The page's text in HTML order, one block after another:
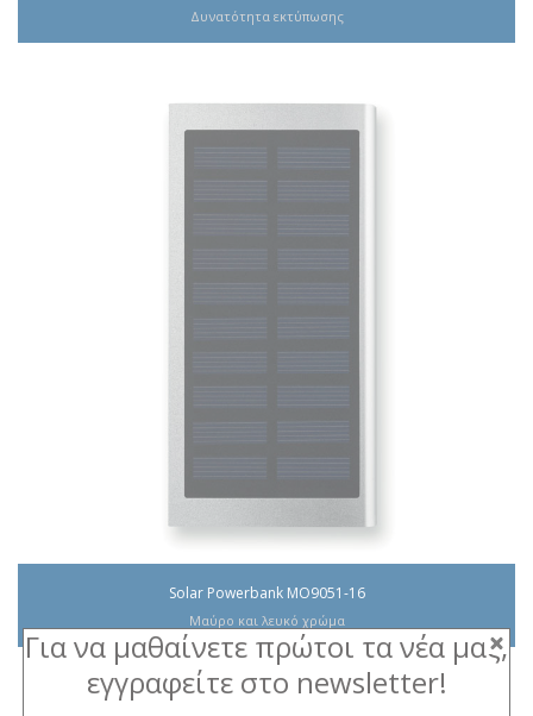
Δυνατότητα εκτύπωσης
Solar Powerbank MO9051-16
Μαύρο και λευκό χρώμα
Για να μαθαίνετε πρώτοι τα νέα μας,
εγγραφείτε στο newsletter!